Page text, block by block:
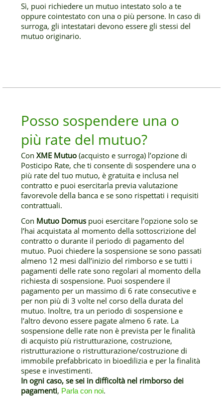
Sì, puoi richiedere un mutuo intestato solo a te
oppure cointestato con una o più persone. In caso di
surroga, gli intestatari devono essere gli stessi del
mutuo originario.
Posso sospendere una o
più rate del mutuo?
ConXME Mutuo (acquisto e surroga) l’opzione di
Posticipo Rate, che ti consente di sospendere una o
più rate del tuo mutuo, è gratuita e inclusa nel
contratto e puoi esercitarla previa valutazione
favorevole della banca e se sono rispettati i requisiti
contrattuali.
Con Mutuo Domus puoi esercitare l’opzione solo se
l’hai acquistata al momento della sottoscrizione del
contratto o durante il periodo di pagamento del
mutuo. Puoi chiedere la sospensione se sono passati
almeno 12 mesi dall’inizio del rimborso e se tutti i
pagamenti delle rate sono regolari al momento della
richiesta di sospensione. Puoi sospendere il
pagamento per un massimo di 6 rate consecutive e
per non più di 3 volte nel corso della durata del
mutuo. Inoltre, tra un periodo di sospensione e
l’altro devono essere pagate almeno 6 rate. La
sospensione delle rate non è prevista per le finalità
di acquisto più ristrutturazione, costruzione,
ristrutturazione o ristrutturazione/costruzione di
immobile prefabbricato in bioedilizia e per la finalità
spese e investimenti.
In ogni caso, se sei in difficoltà nel rimborso dei
pagamenti, Parla con noi.